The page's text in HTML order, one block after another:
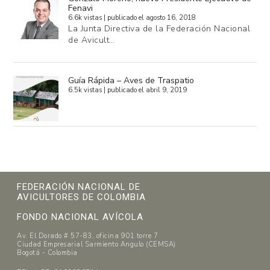
Fenavi
6.6k vistas publicado el agosto 16, 2018
La Junta Directiva de la Federación Nacional
de Avicult…
Guía Rápida – Aves de Traspatio
6.5k vistas publicado el abril 9, 2019
FEDERACIÓN NACIONAL DE
AVICULTORES DE COLOMBIA
FONDO NACIONAL AVÍCOLA
Av. El Dorado # 57-83, oficina 901 torre 7
Ciudad Empresarial Sarmiento Angulo (CEMSA)
Bogotá - Colombia